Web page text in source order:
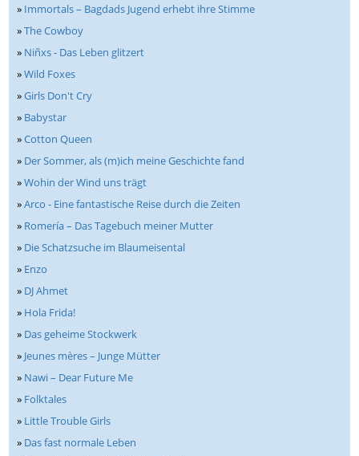
» Immortals – Bagdads Jugend erhebt ihre Stimme
»The Cowboy
» Niñxs - Das Leben glitzert
»Wild Foxes
»Girls Don't Cry
» Babystar
»Cotton Queen
» Der Sommer, als (m)ich meine Geschichte fand
»Wohin der Wind uns trägt
»Arco - Eine fantastische Reise durch die Zeiten
» Romería – Das Tagebuch meiner Mutter
» Die Schatzsuche im Blaumeisental
» Enzo
» DJ Ahmet
» Hola Frida!
» Das geheime Stockwerk
» Jeunes mères – Junge Mütter
» Nawi – Dear Future Me
» Folktales
» Little Trouble Girls
» Das fast normale Leben